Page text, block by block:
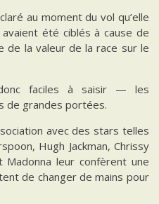
au moment du vol qu’elle
été ciblés à cause de
de la valeur de la race sur le
faciles à saisir — les
de grandes portées.
avec des stars telles
Hugh Jackman, Chrissy
Madonna leur confèrent une
de changer de mains pour